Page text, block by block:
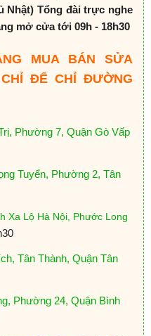
Nhật) Tổng đài trực nghe
mở cửa tới 09h - 18h30
MUA BÁN SỬA
ĐỂ CHỈ ĐƯỜNG
Phường 7, Quận Gò Vấp
Tuyển, Phường 2, Tân
Xa Lộ Hà Nội, Phước Long
Tân Thành, Quận Tân
Phường 24, Quận Bình